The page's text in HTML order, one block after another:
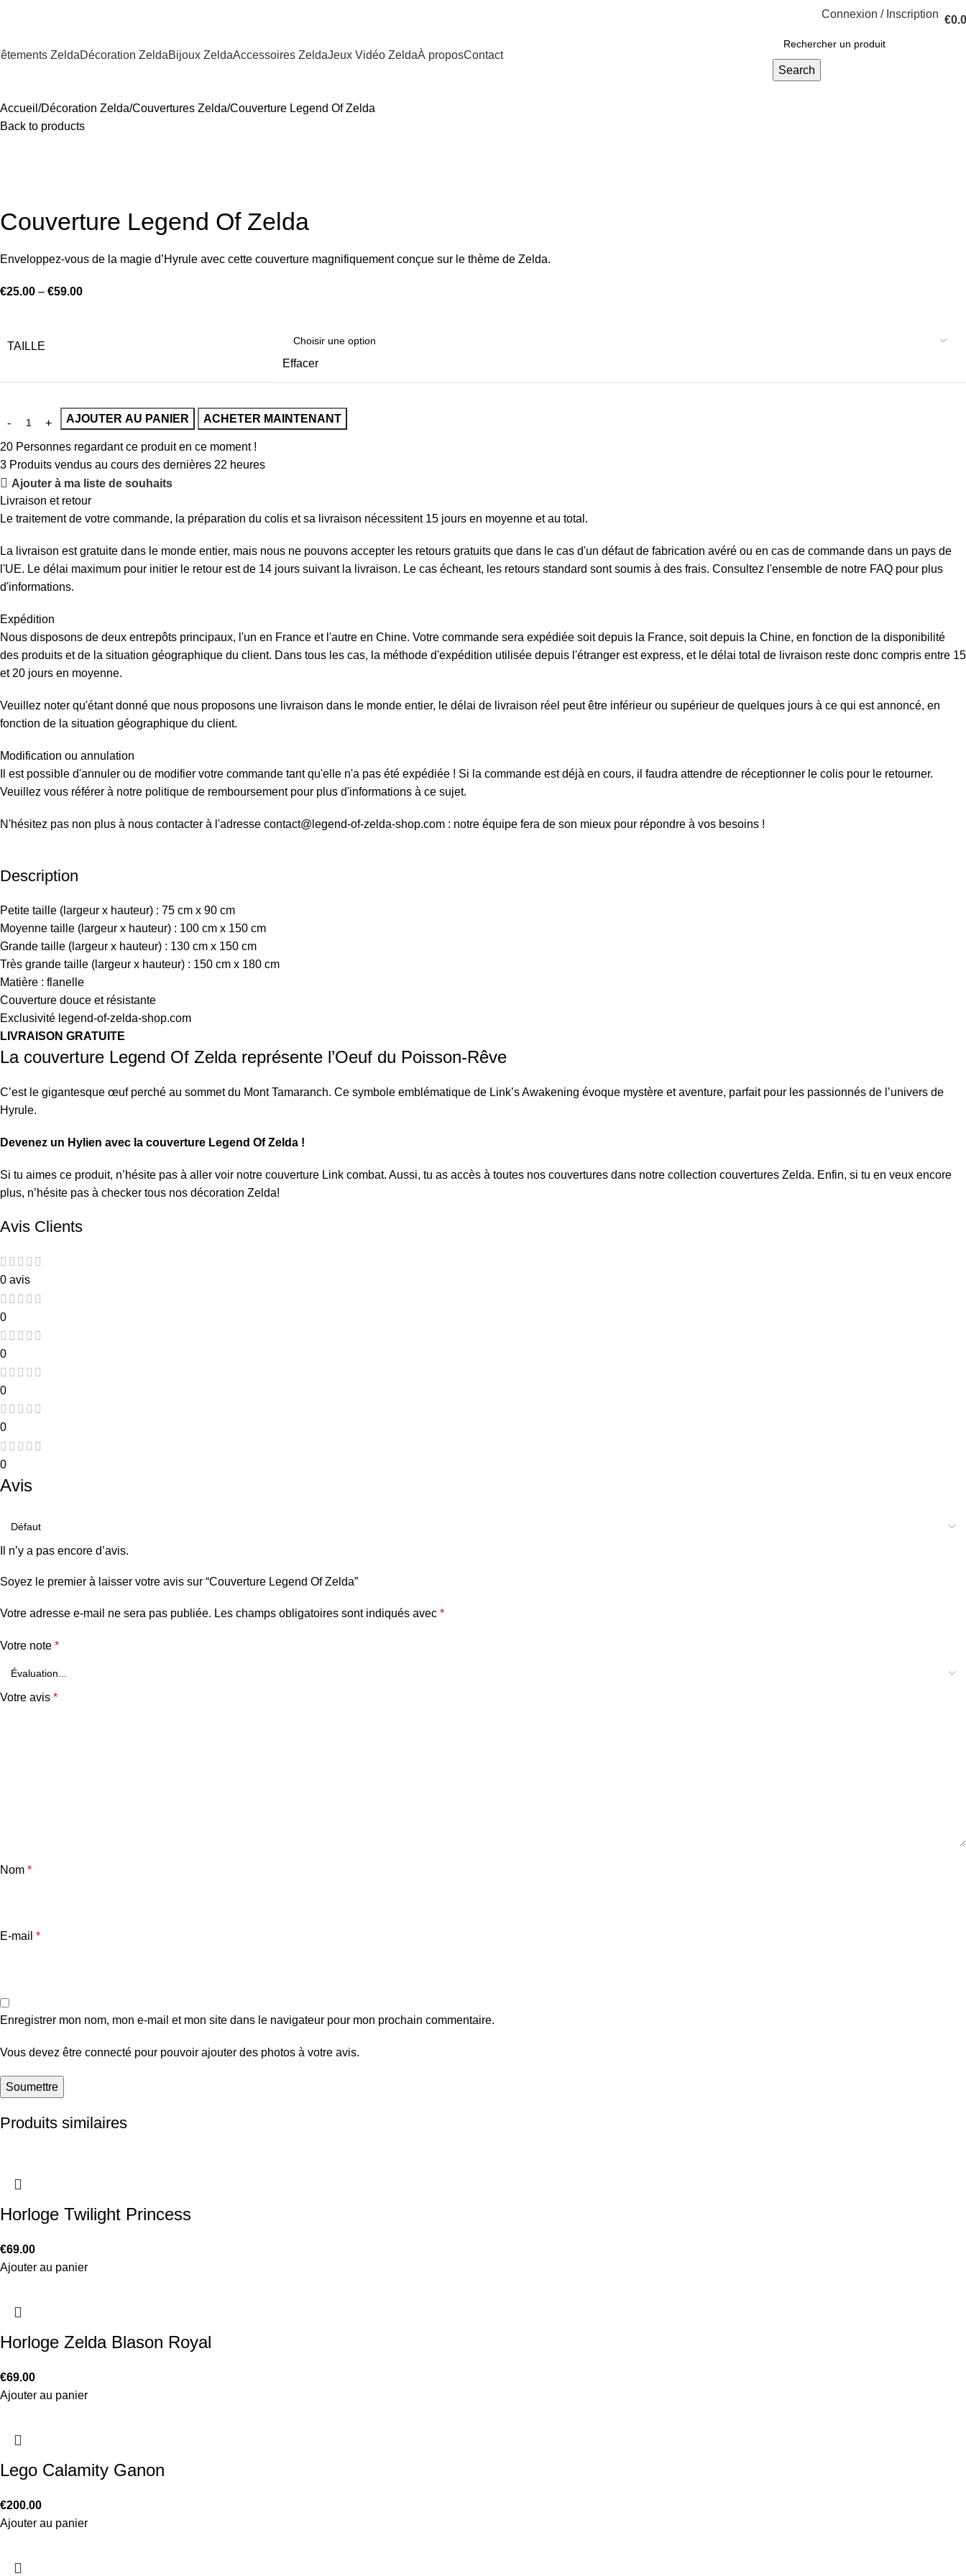
Connexion / Inscription €
ZeldaDécoration ZeldaBijoux ZeldaAccessoires ZeldaJeux Vidéo ZeldaÀ proposContact
Search
Accueil Décoration Zelda Couvertures Zelda Couverture Legend Of Zelda
Back to products
Couverture Legend Of Zelda
Enveloppez-vous de la magie d’Hyrule avec cette couverture magnifiquement conçue sur le thème de Zelda.
€25.00 – €59.00
TAILLE
Effacer
AJOUTER AU PANIER ACHETER MAINTENANT
20 Personnes regardant ce produit en ce moment !
3 Produits vendus au cours des dernières 22 heures
Ajouter à ma liste de souhaits
Livraison et retour
Le traitement de votre commande, la préparation du colis et sa livraison nécessitent 15 jours en moyenne et au total.
La livraison est gratuite dans le monde entier, mais nous ne pouvons accepter les retours gratuits que dans le cas d'un défaut de fabrication avéré ou en cas de commande dans un pays de
l'UE. Le délai maximum pour initier le retour est de 14 jours suivant la livraison. Le cas écheant, les retours standard sont soumis à des frais. Consultez l'ensemble de notre FAQ pour plus
d'informations.
Expédition
Nous disposons de deux entrepôts principaux, l'un en France et l'autre en Chine. Votre commande sera expédiée soit depuis la France, soit depuis la Chine, en fonction de la disponibilité
des produits et de la situation géographique du client. Dans tous les cas, la méthode d'expédition utilisée depuis l'étranger est express, et le délai total de livraison reste donc compris entre 15
et 20 jours en moyenne.
Veuillez noter qu'étant donné que nous proposons une livraison dans le monde entier, le délai de livraison réel peut être inférieur ou supérieur de quelques jours à ce qui est annoncé, en
fonction de la situation géographique du client.
Modification ou annulation
Il est possible d'annuler ou de modifier votre commande tant qu'elle n'a pas été expédiée ! Si la commande est déjà en cours, il faudra attendre de réceptionner le colis pour le retourner.
Veuillez vous référer à notre politique de remboursement pour plus d'informations à ce sujet.
N'hésitez pas non plus à nous contacter à l'adresse contact@legend-of-zelda-shop.com : notre équipe fera de son mieux pour répondre à vos besoins !
Description
Petite taille (largeur x hauteur) : 75 cm x 90 cm
Moyenne taille (largeur x hauteur) : 100 cm x 150 cm
Grande taille (largeur x hauteur) : 130 cm x 150 cm
Très grande taille (largeur x hauteur) : 150 cm x 180 cm
Matière : flanelle
Couverture douce et résistante
Exclusivité legend-of-zelda-shop.com
LIVRAISON GRATUITE
La couverture Legend Of Zelda représente l’Oeuf du Poisson-Rêve
C’est le gigantesque œuf perché au sommet du Mont Tamaranch. Ce symbole emblématique de Link’s Awakening évoque mystère et aventure, parfait pour les passionnés de l’univers de
Hyrule.
Devenez un Hylien avec la couverture Legend Of Zelda !
Si tu aimes ce produit, n’hésite pas à aller voir notre couverture Link combat. Aussi, tu as accès à toutes nos couvertures dans notre collection couvertures Zelda. Enfin, si tu en veux encore
plus, n’hésite pas à checker tous nos décoration Zelda!
Avis Clients
0 avis
0
0
0
0
0
Avis
Il n’y a pas encore d’avis.
Soyez le premier à laisser votre avis sur “Couverture Legend Of Zelda”
Votre adresse e-mail ne sera pas publiée. Les champs obligatoires sont indiqués avec *
Votre note *
Votre avis *
Nom *
E-mail *
Enregistrer mon nom, mon e-mail et mon site dans le navigateur pour mon prochain commentaire.
Vous devez être connecté pour pouvoir ajouter des photos à votre avis.
Produits similaires
Horloge Twilight Princess
€69.00
Ajouter au panier
Horloge Zelda Blason Royal
€69.00
Ajouter au panier
Lego Calamity Ganon
€200.00
Ajouter au panier